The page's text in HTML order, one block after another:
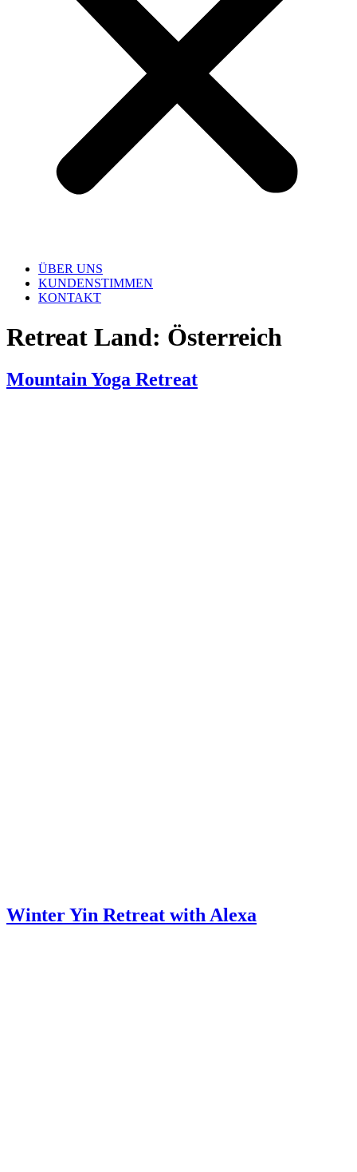
ÜBER UNS
KUNDENSTIMMEN
KONTAKT
Retreat Land: Österreich
Mountain Yoga Retreat
Winter Yin Retreat with Alexa